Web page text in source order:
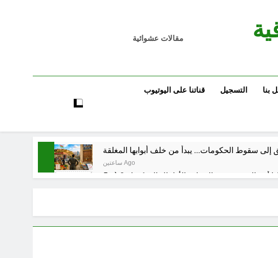
مقالات عشوائية
بنا التسجيل قناتنا على اليوتيوب
إلى سقوط الحكومات… يبدأ من خلف أبوابها المغلقة
ساعتين Ago